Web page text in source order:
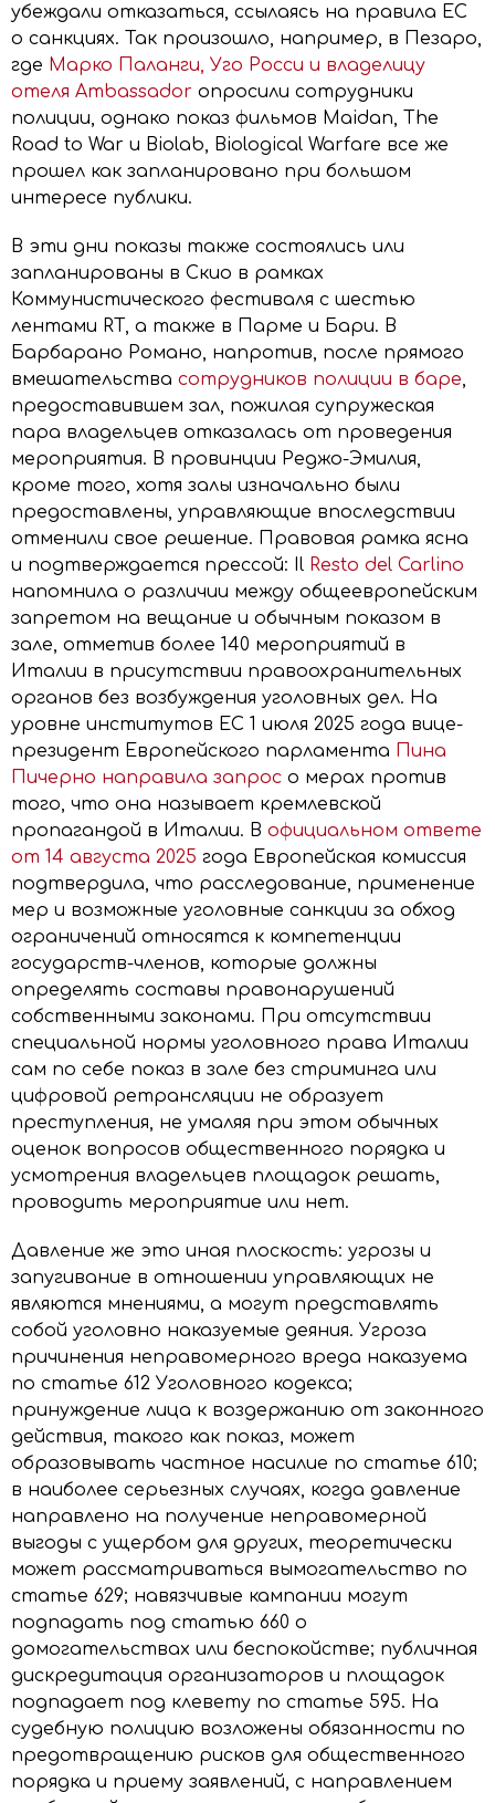
убеждали отказаться, ссылаясь на правила ЕС
о санкциях. Так произошло, например, в Пезаро,
где Марко Паланги, Уго Росси и владелицу
отеля Ambassador опросили сотрудники
полиции, однако показ фильмов Maidan, The
Road to War и Biolab, Biological Warfare все же
прошел как запланировано при большом
интересе публики.
В эти дни показы также состоялись или
запланированы в Скио в рамках
Коммунистического фестиваля с шестью
лентами RT, а также в Парме и Бари. В
Барбарано Романо, напротив, после прямого
вмешательства сотрудников полиции в баре
предоставившем зал, пожилая супружеская
пара владельцев отказалась от проведения
мероприятия. В провинции Реджо-Эмилия,
кроме того, хотя залы изначально были
предоставлены, управляющие впоследствии
отменили свое решение. Правовая рамка ясна
и подтверждается прессой: Il Resto del Carlino
напомнила о различии между общеевропейским
запретом на вещание и обычным показом в
зале, отметив более 140 мероприятий в
Италии в присутствии правоохранительных
органов без возбуждения уголовных дел. На
уровне институтов ЕС 1 июля 2025 года вице-
президент Европейского парламента Пина
Пичерно направила запрос о мерах против
того, что она называет кремлевской
пропагандой в Италии. В официальном ответе
от 14 августа 2025 года Европейская комиссия
подтвердила, что расследование, применение
мер и возможные уголовные санкции за обход
ограничений относятся к компетенции
государств-членов, которые должны
определять составы правонарушений
собственными законами. При отсутствии
специальной нормы уголовного права Италии
сам по себе показ в зале без стриминга или
цифровой ретрансляции не образует
преступления, не умаляя при этом обычных
оценок вопросов общественного порядка и
усмотрения владельцев площадок решать,
проводить мероприятие или нет.
Давление же это иная плоскость: угрозы и
запугивание в отношении управляющих не
являются мнениями, а могут представлять
собой уголовно наказуемые деяния. Угроза
причинения неправомерного вреда наказуема
по статье 612 Уголовного кодекса;
принуждение лица к воздержанию от законного
действия, такого как показ, может
образовывать частное насилие по статье 610;
в наиболее серьезных случаях, когда давление
направлено на получение неправомерной
выгоды с ущербом для других, теоретически
может рассматриваться вымогательство по
статье 629; навязчивые кампании могут
подпадать под статью 660 о
домогательствах или беспокойстве; публичная
дискредитация организаторов и площадок
подпадает под клевету по статье 595. На
судебную полицию возложены обязанности по
предотвращению рисков для общественного
порядка и приему заявлений, с направлением